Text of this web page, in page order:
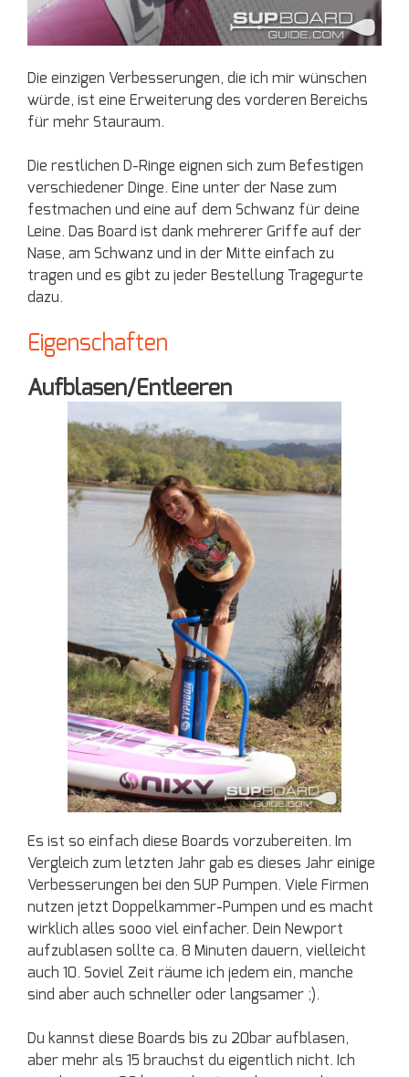
Die einzigen Verbesserungen, die ich mir wünschen
würde, ist eine Erweiterung des vorderen Bereichs
für mehr Stauraum.
Die restlichen D-Ringe eignen sich zum Befestigen
verschiedener Dinge. Eine unter der Nase zum
festmachen und eine auf dem Schwanz für deine
Leine. Das Board ist dank mehrerer Griffe auf der
Nase, am Schwanz und in der Mitte einfach zu
tragen und es gibt zu jeder Bestellung Tragegurte
dazu.
Eigenschaften
Aufblasen/Entleeren
Es ist so einfach diese Boards vorzubereiten. Im
Vergleich zum letzten Jahr gab es dieses Jahr einige
Verbesserungen bei den SUP Pumpen. Viele Firmen
nutzen jetzt Doppelkammer-Pumpen und es macht
wirklich alles sooo viel einfacher. Dein Newport
aufzublasen sollte ca. 8 Minuten dauern, vielleicht
auch 10. Soviel Zeit räume ich jedem ein, manche
sind aber auch schneller oder langsamer ;).
Du kannst diese Boards bis zu 20bar aufblasen,
aber mehr als 15 brauchst du eigentlich nicht. Ich